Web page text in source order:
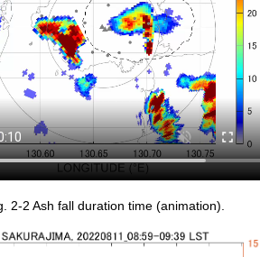
2-2 Ash fall duration time (animation).